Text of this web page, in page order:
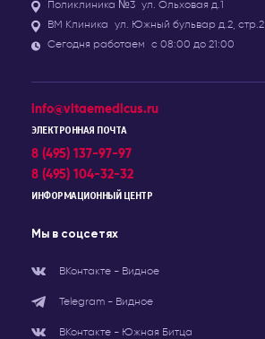
Поликлиника №3 ул. Ольховая д.1
ВМ Клиника ул. Южный бульвар д.2, стр.2
Сегодня работаем с 08:00 до 21:00
info@vitaemedicus.ru
ЭЛЕКТРОННАЯ ПОЧТА
8 (495) 137-97-97
8 (495) 104-32-32
ИНФОРМАЦИОННЫЙ ЦЕНТР
Мы в соцсетях
ВКонтакте - Видное
Telegram - Видное
ВКонтакте - Южная Битца